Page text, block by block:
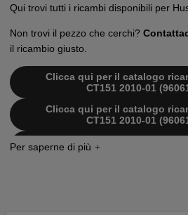
Qui trovi tutti i ricambi disponibili per
Non trovi il pezzo che cerchi?
il ricambio giusto.
Clicca qui per il catalogo
CT151 2010-01
Clicca qui per il catalogo
CT151 2010-01
Clicca qui per il catalogo
CT151 2009-01